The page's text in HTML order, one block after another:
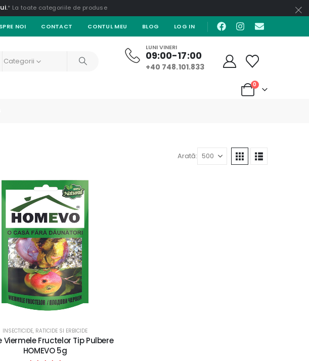
* La toate categoriile de produse
NOI CONTACT CONTUL MEU BLOG LOG IN
Categorii
LUNI VINERI
09:00-17:00
+40 748.101.833
0
Arată:
INSECTICIDE, RATICIDE SI ERBICIDE
Viermele Fructelor Tip Pulbere
HOMEVO 5g